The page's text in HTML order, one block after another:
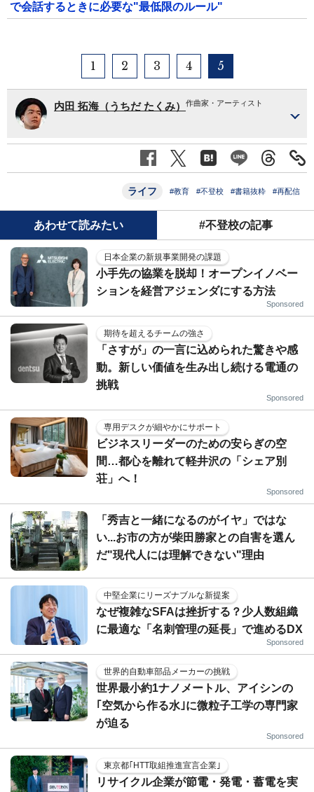
で会話するときに必要な"最低限のルール"
1 2 3 4 5
内田 拓海（うちだ たくみ） 作曲家・アーティスト
ライフ #教育 #不登校 #書籍抜粋 #再配信
あわせて読みたい #不登校の記事
日本企業の新規事業開発の課題
小手先の協業を脱却！オープンイノベー
ションを経営アジェンダにする方法
Sponsored
期待を超えるチームの強さ
「さすが」の一言に込められた驚きや感
動。新しい価値を生み出し続ける電通の
挑戦
Sponsored
専用デスクが細やかにサポート
ビジネスリーダーのための安らぎの空
間…都心を離れて軽井沢の「シェア別
荘」へ！
Sponsored
「秀吉と一緒になるのがイヤ」ではな
い...お市の方が柴田勝家との自害を選ん
だ"現代人には理解できない"理由
中堅企業にリーズナブルな新提案
なぜ複雑なSFAは挫折する？少人数組織
に最適な「名刺管理の延長」で進めるDX
Sponsored
世界的自動車部品メーカーの挑戦
世界最小約1ナノメートル、アイシンの
｢空気から作る水｣に微粒子工学の専門家
が迫る
Sponsored
東京都｢HTT取組推進宣言企業｣
リサイクル企業が節電・発電・蓄電を実